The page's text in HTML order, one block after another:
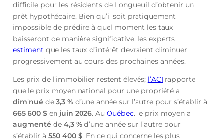
difficile pour les résidents de Longueuil d’obtenir un
prêt hypothécaire. Bien qu’il soit pratiquement
impossible de prédire à quel moment les taux
baisseront de manière significative, les experts
estimentque les taux d’intérêt devraient diminuer
progressivement au cours des prochaines années.
Les prix de l’immobilier restent élevés; l’ACI rapporte
que le prix moyen national pour une propriété a
diminué de 3,3 %d’une année sur l’autre pour s’établir à
665 600 $en juin 2026. Au Québec, le prix moyen a
augmenté de 4,3 %d’une année sur l’autre pour
s’établir à 550 400 $. En ce qui concerne les plus